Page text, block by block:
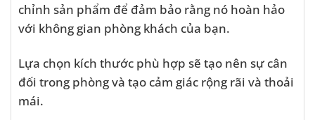
chỉnh sản phẩm để đảm bảo rằng nó hoàn hảo
với không gian phòng khách của bạn.
Lựa chọn kích thước phù hợp sẽ tạo nên sự cân
đối trong phòng và tạo cảm giác rộng rãi và thoải
mái.